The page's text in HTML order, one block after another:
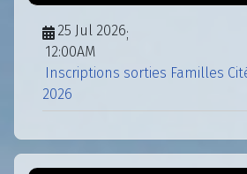
25 Jul 2026;
12:00AM
Inscriptions sorties Familles
2026